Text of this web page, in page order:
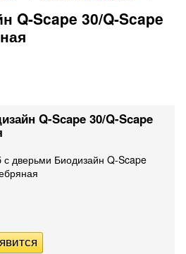
Q-Scape 30/Q-Scape
Q-Scape 30/Q-Scape
дверьми Биодизайн Q-Scape